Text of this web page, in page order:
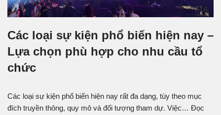
Các loại sự kiện phổ biến hiện nay –
Lựa chọn phù hợp cho nhu cầu tổ
chức
Các loại sự kiện phổ biến hiện nay rất đa dạng, tùy theo mục
đích truyền thông, quy mô và đối tượng tham dự. Việc… Đọc